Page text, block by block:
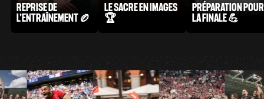
REPRISE DE
L'ENTRAÎNEMENT 🏉
LE SACRE EN IMAGES
🏆
PRÉPARATION POUR
LA FINALE 💪